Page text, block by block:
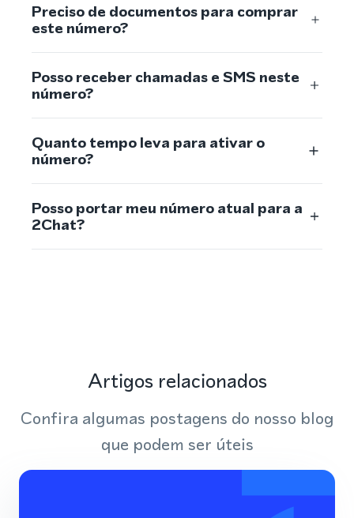
Preciso de documentos para comprar
este número?
Posso receber chamadas e SMS neste
número?
Quanto tempo leva para ativar o
número?
Posso portar meu número atual para a
2Chat?
Artigos relacionados
Confira algumas postagens do nosso blog
que podem ser úteis